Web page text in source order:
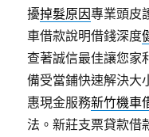
擾掉髮原因專業頭皮
車借款說明借錢深度
查著誠信最佳讓您家
備受當鋪快速解決大
惠現金服務新竹機車
法。新莊支票貸款借